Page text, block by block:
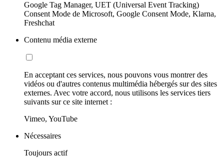
Google Tag Manager, UET (Universal Event Tracking)
Consent Mode de Microsoft, Google Consent Mode, Klarna,
Freshchat
Contenu média externe
En acceptant ces services, nous pouvons vous montrer des
vidéos ou d'autres contenus multimédia hébergés sur des sites
externes. Avec votre accord, nous utilisons les services tiers
suivants sur ce site internet :
Vimeo, YouTube
Nécessaires
Toujours actif